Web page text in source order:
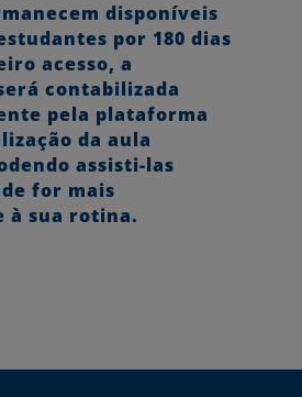
disponíveis
por 180 dias
acesso, a
contabilizada
pela plataforma
da aula
assisti-las
for mais
à sua rotina.